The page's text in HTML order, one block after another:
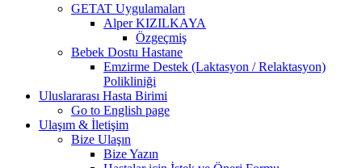
GETAT Uygulamaları
Alper KIZILKAYA
Özgeçmiş
Bebek Dostu Hastane
Emzirme Destek (Laktasyon / Relaktasyon)
Polikliniği
Uluslararası Hasta Birimi
Go to English page
Ulaşım & İletişim
Bize Ulaşın
Bize Yazın